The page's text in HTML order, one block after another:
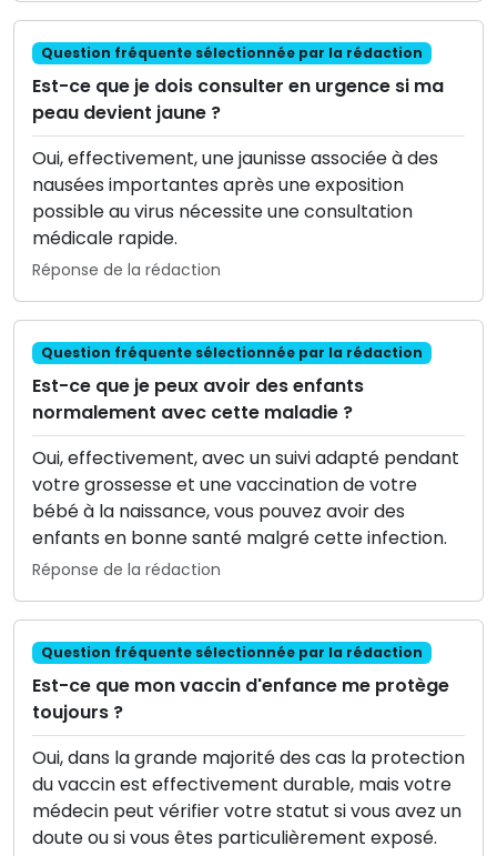
Question fréquente sélectionnée par la rédaction
Est-ce que je dois consulter en urgence si ma
peau devient jaune ?
Oui, effectivement, une jaunisse associée à des
nausées importantes après une exposition
possible au virus nécessite une consultation
médicale rapide.
Réponse de la rédaction
Question fréquente sélectionnée par la rédaction
Est-ce que je peux avoir des enfants
normalement avec cette maladie ?
Oui, effectivement, avec un suivi adapté pendant
votre grossesse et une vaccination de votre
bébé à la naissance, vous pouvez avoir des
enfants en bonne santé malgré cette infection.
Réponse de la rédaction
Question fréquente sélectionnée par la rédaction
Est-ce que mon vaccin d'enfance me protège
toujours ?
Oui, dans la grande majorité des cas la protection
du vaccin est effectivement durable, mais votre
médecin peut vérifier votre statut si vous avez un
doute ou si vous êtes particulièrement exposé.